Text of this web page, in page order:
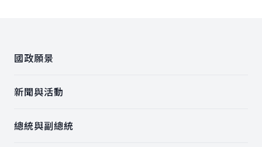
國政願景
新聞與活動
總統與副總統